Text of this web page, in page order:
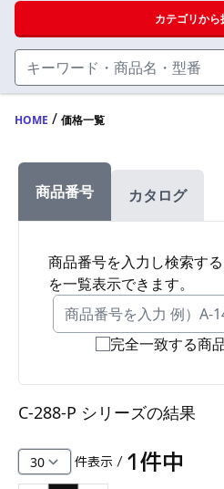
ハンドル・取手・つま
FA・A
FB・B
ファスナー・ラッチ錠
辺機器
電気錠・インターロック
L・LE
S
キャスター・アジャス
K・KC
製品カタログ
サポート・お問合せ
カテゴリから
HOME / 価格一覧
商品番号 カタログ
商品番号を入力し検索す
を一覧表示できます。
完全一致する商
C-288-P シリーズの結果
件表示 / 1件中